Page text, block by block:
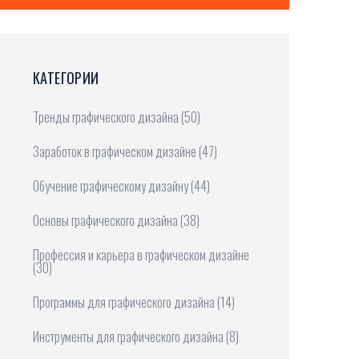
КАТЕГОРИИ
Тренды графического дизайна (50)
Заработок в графическом дизайне (47)
Обучение графическому дизайну(44)
Основы графического дизайна (38)
Профессия и карьера в графическом дизайне
(30)
Программы для графического дизайна (14)
Инструменты для графического дизайна (8)